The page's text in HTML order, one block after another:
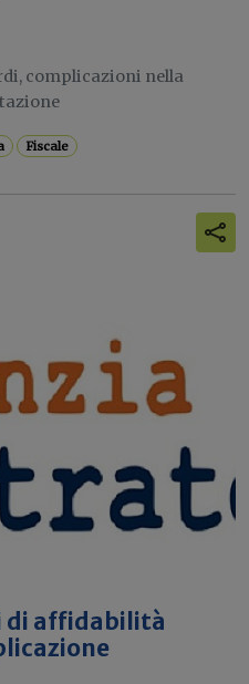
complicazioni nella
Fiscale
di affidabilità